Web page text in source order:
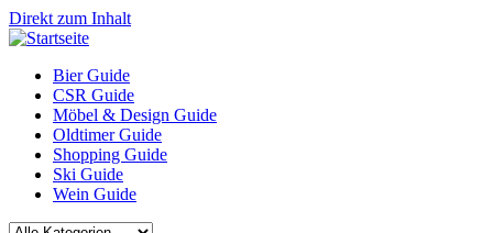
Direkt zum Inhalt
Bier Guide
CSR Guide
Möbel & Design Guide
Oldtimer Guide
Shopping Guide
Ski Guide
Wein Guide